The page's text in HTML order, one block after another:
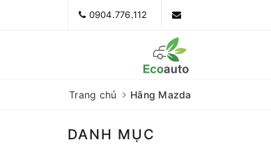
0904.776.112
Trang chủ Hãng Mazda
DANH MỤC